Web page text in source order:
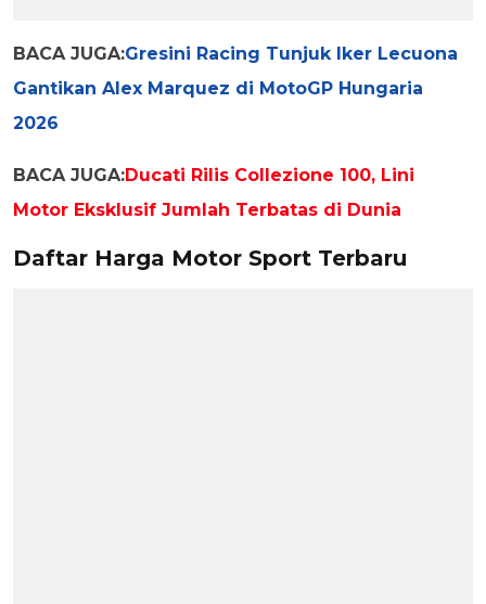
BACA JUGA:Gresini Racing Tunjuk Iker Lecuona
Gantikan Alex Marquez di MotoGP Hungaria
2026
BACA JUGA:Ducati Rilis Collezione 100, Lini
Motor Eksklusif Jumlah Terbatas di Dunia
Daftar Harga Motor Sport Terbaru